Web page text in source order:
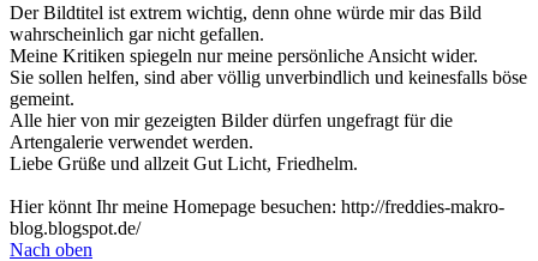
Der Bildtitel ist extrem wichtig, denn ohne würde mir das Bild
wahrscheinlich gar nicht gefallen.
Meine Kritiken spiegeln nur meine persönliche Ansicht wider.
Sie sollen helfen, sind aber völlig unverbindlich und keinesfalls böse
gemeint.
Alle hier von mir gezeigten Bilder dürfen ungefragt für die
Artengalerie verwendet werden.
Liebe Grüße und allzeit Gut Licht, Friedhelm.
Hier könnt Ihr meine Homepage besuchen: http://freddies-makro-
blog.blogspot.de/
Nach oben